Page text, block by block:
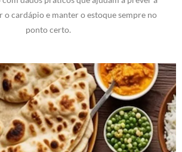
o cardápio e manter o estoque sempre no
ponto certo.